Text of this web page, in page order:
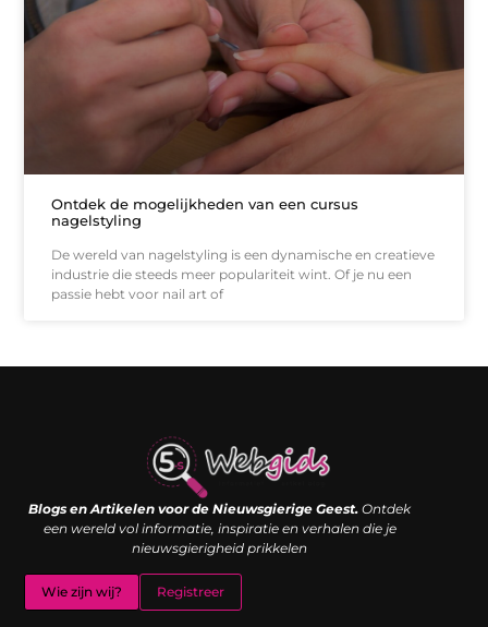
Ontdek de mogelijkheden van een cursus
nagelstyling
De wereld van nagelstyling is een dynamische en creatieve
industrie die steeds meer populariteit wint. Of je nu een
passie hebt voor nail art of
Blogs en Artikelen voor de Nieuwsgierige Geest. Ontdek
een wereld vol informatie, inspiratie en verhalen die je
nieuwsgierigheid prikkelen
Wie zijn wij? Registreer